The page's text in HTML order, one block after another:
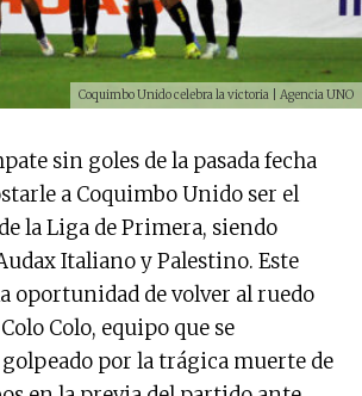
Coquimbo Unido celebra la victoria | Agencia UNO
sin goles de la pasada fecha
a Coquimbo Unido ser el
la Liga de Primera, siendo
Italiano y Palestino. Este
oportunidad de volver al ruedo
Colo, equipo que se
por la trágica muerte de